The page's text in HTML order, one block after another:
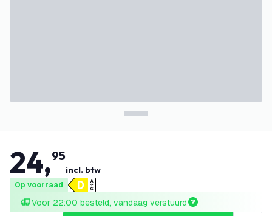
24,95
incl. btw
Op voorraad
Voor 22:00 besteld, vandaag verstuurd